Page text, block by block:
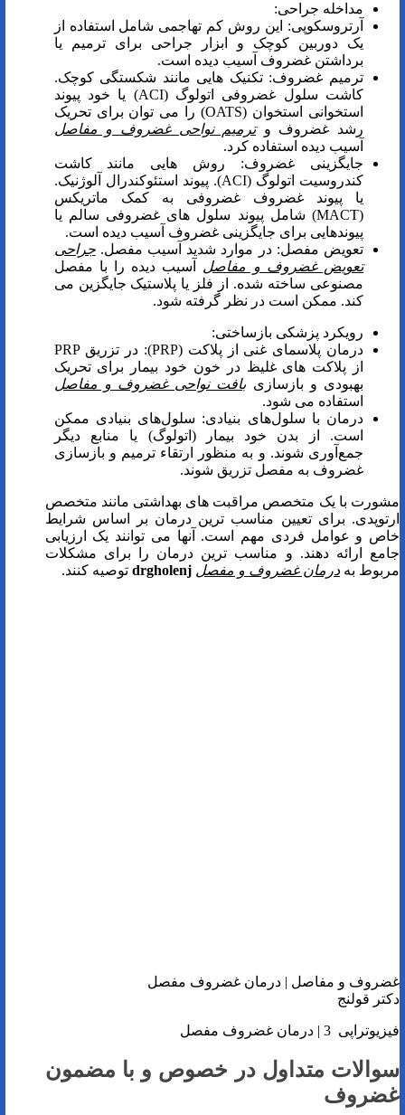
مداخله جراحی:
آرتروسکوپی: این روش کم تهاجمی شامل استفاده از
یک دوربین کوچک و ابزار جراحی برای ترمیم یا
برداشتن غضروف آسیب دیده است.
ترمیم غضروف: تکنیک هایی مانند شکستگی کوچک.
کاشت سلول غضروفی اتولوگ (ACI) یا خود پیوند
استخوانی استخوان (OATS) را می توان برای تحریک
رشد غضروف وترمیم نواحیغضروف و مفاصل
آسیب دیده استفاده کرد.
جایگزینی غضروف: روش هایی مانند کاشت
کندروسیت اتولوگ (ACI). پیوند استئوکندرال آلوژنیک.
یا پیوند غضروف غضروفی به کمک ماتریکس
(MACT) شامل پیوند سلول های غضروفی سالم یا
پیوندهایی برای جایگزینی غضروف آسیب دیده است.
تعویض مفصل: در موارد شدید آسیب مفصل.جراحی
تعویضغضروف و مفاصل آسیب دیده را با مفصل
مصنوعی ساخته شده. از فلز یا پلاستیک جایگزین می
کند. ممکن است در نظر گرفته شود.
رویکرد پزشکی بازساختی:
درمان پلاسمای غنی از پلاکت (PRP): در تزریق PRP
از پلاکت های غلیظ در خون خود بیمار برای تحریک
بهبودی و بازسازیبافت نواحیغضروف و مفاصل
استفاده می شود.
درمان با سلول‌های بنیادی: سلول‌های بنیادی ممکن
است. از بدن خود بیمار (اتولوگ) یا منابع دیگر
جمع‌آوری شوند. و به منظور ارتقاء ترمیم و بازسازی
غضروف به مفصل تزریق شوند.
مشورت با یک متخصص مراقبت های بهداشتی مانند متخصص
ارتوپدی. برای تعیین مناسب ترین درمان بر اساس شرایط
خاص و عوامل فردی مهم است. آنها می توانند یک ارزیابی
جامع ارائه دهند. و مناسب ترین درمان را برای مشکلات
مربوط به درمان غضروف و مفصل drgholenj توصیه کنند.
غضروف و مفاصل | درمان غضروف مفصل
دکتر قولنج
فیزیوتراپی 3 | درمان غضروف مفصل
سوالات متداول در خصوص و با مضمون
غضروف